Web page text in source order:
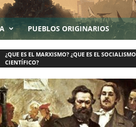
PUEBLOS ORIGINARIOS
¿QUE ES EL MARXISMO? ¿QUE ES EL SOCIALISMO
CIENTÍFICO?